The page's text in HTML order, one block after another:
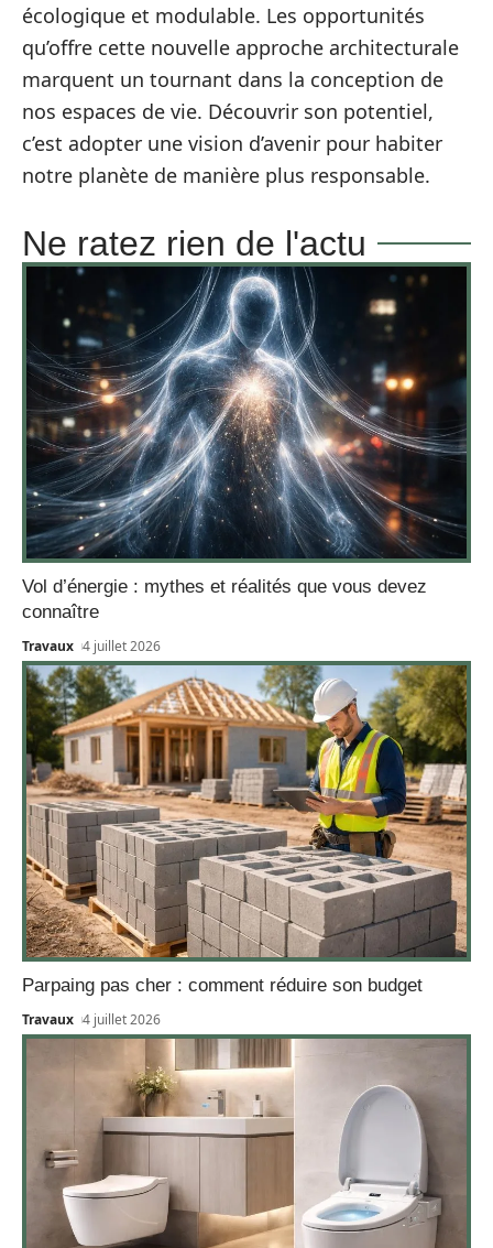
écologique et modulable. Les opportunités
qu’offre cette nouvelle approche architecturale
marquent un tournant dans la conception de
nos espaces de vie. Découvrir son potentiel,
c’est adopter une vision d’avenir pour habiter
notre planète de manière plus responsable.
Ne ratez rien de l'actu
Vol d’énergie : mythes et réalités que vous devez
connaître
Travaux 4 juillet 2026
Parpaing pas cher : comment réduire son budget
Travaux 4 juillet 2026